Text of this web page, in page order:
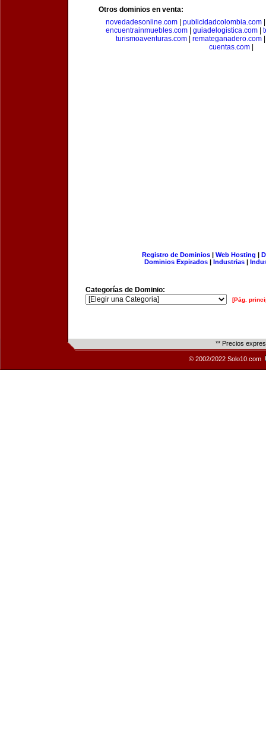
Otros dominios en venta:
novedadesonline.com
publicidadcolombia.com
encuentrainmuebles.com| guiadelogistica.com|
turismoaventuras.com| remateganadero.com
cuentas.com|
Registro de Dominios| Web Hosting |
Dominios Expirados | Industrias |
Categorías de Dominio:
[Pág.
** Precios
© 2002/2022 Solo10.com